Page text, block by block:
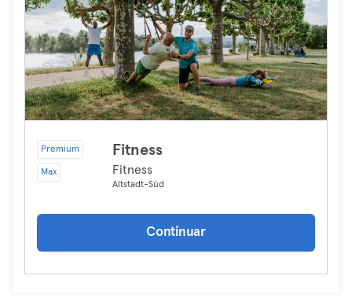
Premium
Max
Fitness
Fitness
Altstadt-Süd
Continuar